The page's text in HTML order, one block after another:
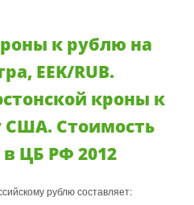
к рублю на
EEK/RUB.
кроны к
США. Стоимость
ЦБ РФ 2012
рублю составляет: